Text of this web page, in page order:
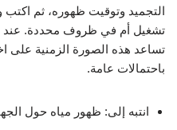
التجميد وتوقيت ظهوره، ثم
تشغيل أم في ظروف محددة.
تساعد هذه الصورة الزمنية على
باحتمالات عامة.
انتبه إلى: ظهور مياه حول